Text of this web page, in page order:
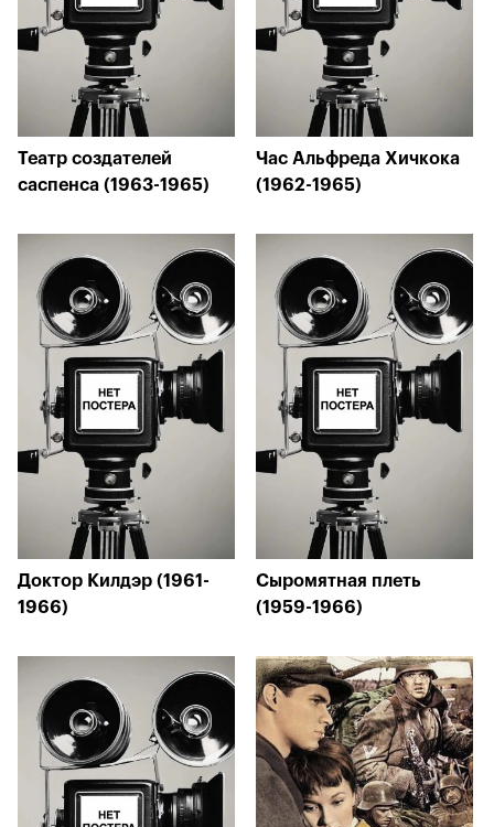
Театр создателей
саспенса (1963-1965)
Час Альфреда Хичкока
(1962-1965)
Доктор Килдэр (1961-
1966)
Сыромятная плеть
(1959-1966)